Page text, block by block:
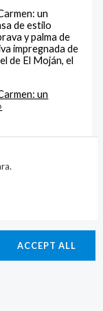
un
de estilo
y palma de
impregnada de
de El Moján, el
un
ACCEPT ALL